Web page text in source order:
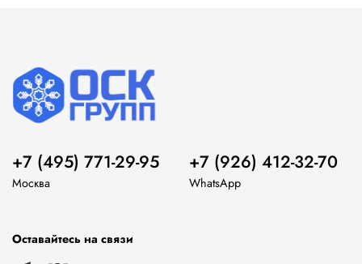
+7 (495) 771-29-95
Москва
+7 (926) 412-32-70
WhatsApp
Оставайтесь на связи